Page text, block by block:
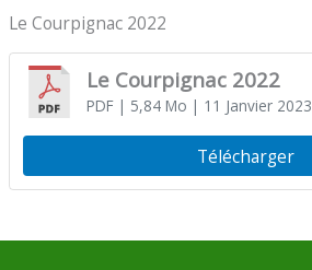
Le Courpignac 2022
Le Courpignac 2022
PDF| 5,84 Mo | 11 Janvier 2023
Télécharger